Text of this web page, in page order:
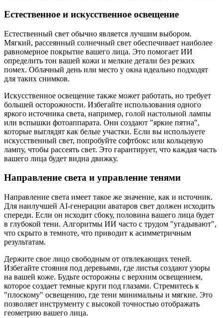
Естественное и искусственное освещение
Естественный свет обычно является лучшим выбором.
Мягкий, рассеянный солнечный свет обеспечивает наиболее
равномерное покрытие вашего лица. Это помогает ИИ
определить тон вашей кожи и мелкие детали без резких
помех. Облачный день или место у окна идеально подходят
для таких снимков.
Искусственное освещение также может работать, но требует
большей осторожности. Избегайте использования одного
яркого источника света, например, голой настольной лампы
или вспышки фотоаппарата. Они создают "яркие пятна",
которые выглядят как белые участки. Если вы используете
искусственный свет, попробуйте софтбокс или кольцевую
лампу, чтобы рассеять свет. Это гарантирует, что каждая часть
вашего лица будет видна движку.
Направление света и управление тенями
Направление света имеет такое же значение, как и источник.
Для наилучшей AI-генерации аватаров свет должен исходить
спереди. Если он исходит сбоку, половина вашего лица будет
в глубокой тени. Алгоритмы ИИ часто с трудом "угадывают",
что скрыто в темноте, что приводит к асимметричным
результатам.
Держите свое лицо свободным от отвлекающих теней.
Избегайте стояния под деревьями, где листья создают узоры
на вашей коже. Будьте осторожны с верхним освещением,
которое создает темные круги под глазами. Стремитесь к
"плоскому" освещению, где тени минимальны и мягкие. Это
позволяет инструменту с высокой точностью отображать
геометрию вашего лица.